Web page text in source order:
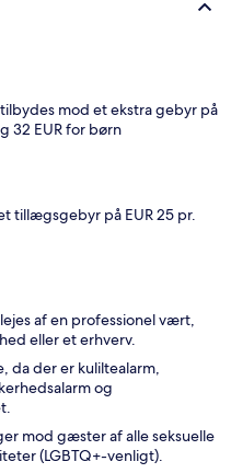
tilbydes mod et ekstra gebyr på
32 EUR for børn
tillægsgebyr på EUR 25 pr.
af en professionel vært,
eller et erhverv.
da der er kuliltealarm,
og
mod gæster af alle seksuelle
(LGBTQ+-venligt).